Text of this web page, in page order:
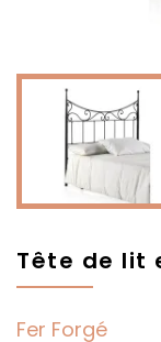
Tête de lit
Fer Forgé